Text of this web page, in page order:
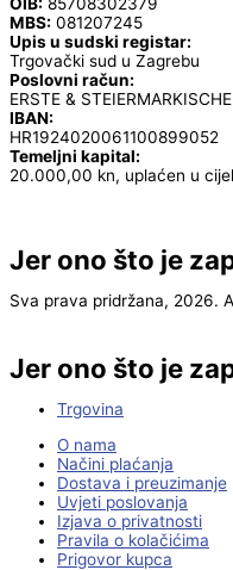
OIB: 85708302379
MBS: 081207245
Upis u sudski registar:
Trgovački sud u Zagrebu
Poslovni račun:
ERSTE &
IBAN:
HR1924020061100899052
Temeljni kapital:
20.000,00 kn, uplaćen u
Jer ono što je
Sva prava pridržana, 2026.
Jer ono što je
Trgovina
O nama
Načini plaćanja
Dostava i preuzimanje
Uvjeti poslovanja
Izjava o privatnosti
Pravila o kolačićima
Prigovor kupca